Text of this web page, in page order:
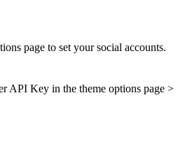
page to set your social accounts.
API Key in the theme options page >